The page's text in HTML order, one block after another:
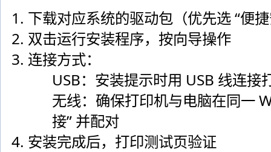
下载对应系统的驱动包（优先选 “便
双击运行安装程序，按向导操作
连接方式：
USB：安装提示时用 USB 线连接
无线：确保打印机与电脑在同一
接” 并配对
安装完成后，打印测试页验证